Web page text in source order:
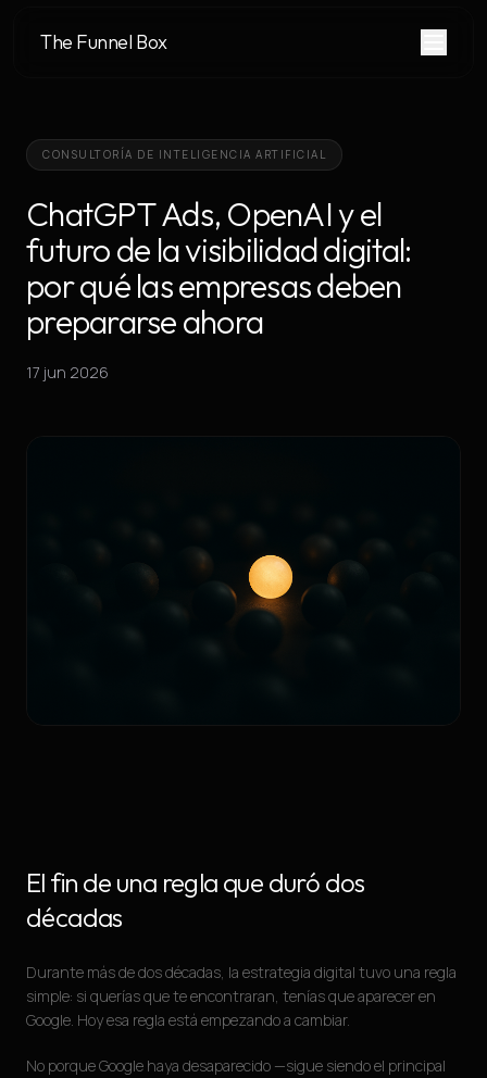
The Funnel Box
CONSULTORÍA DE INTELIGENCIA ARTIFICIAL
ChatGPT Ads, OpenAI y el
futuro de la visibilidad digital:
por qué las empresas deben
prepararse ahora
17 jun 2026
El fin de una regla que duró dos
décadas
Durante más de dos décadas, la estrategia digital tuvo una regla
simple: si querías que te encontraran, tenías que aparecer en
Google. Hoy esa regla está empezando a cambiar.
No porque Google haya desaparecido —sigue siendo el principal